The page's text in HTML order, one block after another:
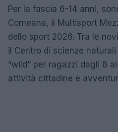
Per la fascia 6-14 anni,
Comeana, il Multisport
dello sport 2026. Tra le
il Centro di scienze
“wild” per ragazzi dagli 8
attività cittadine e